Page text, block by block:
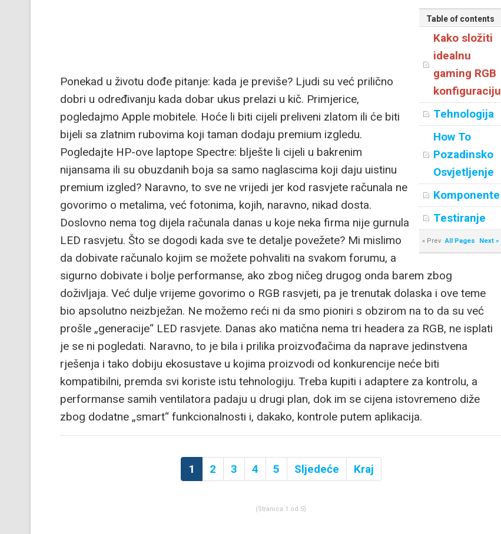
Table of contents
Kako složiti
idealnu
gaming RGB
konfiguraciju
Tehnologija
How To
Pozadinsko
Osvjetljenje
Komponente
Testiranje
« Prev All Pages Next »
Ponekad u životu dođe pitanje: kada je previše? Ljudi su već prilično
dobri u određivanju kada dobar ukus prelazi u kič. Primjerice,
pogledajmo Apple mobitele. Hoće li biti cijeli preliveni zlatom ili će biti
bijeli sa zlatnim rubovima koji taman dodaju premium izgledu.
Pogledajte HP-ove laptope Spectre: blješte li cijeli u bakrenim
nijansama ili su obuzdanih boja sa samo naglascima koji daju uistinu
premium izgled? Naravno, to sve ne vrijedi jer kod rasvjete računala ne
govorimo o metalima, već fotonima, kojih, naravno, nikad dosta.
Doslovno nema tog dijela računala danas u koje neka firma nije gurnula
LED rasvjetu. Što se dogodi kada sve te detalje povežete? Mi mislimo
da dobivate računalo kojim se možete pohvaliti na svakom forumu, a
sigurno dobivate i bolje performanse, ako zbog ničeg drugog onda barem zbog
doživljaja. Već dulje vrijeme govorimo o RGB rasvjeti, pa je trenutak dolaska i ove teme
bio apsolutno neizbježan. Ne možemo reći ni da smo pioniri s obzirom na to da su već
prošle „generacije“ LED rasvjete. Danas ako matična nema tri headera za RGB, ne isplati
je se ni pogledati. Naravno, to je bila i prilika proizvođačima da naprave jedinstvena
rješenja i tako dobiju ekosustave u kojima proizvodi od konkurencije neće biti
kompatibilni, premda svi koriste istu tehnologiju. Treba kupiti i adaptere za kontrolu, a
performanse samih ventilatora padaju u drugi plan, dok im se cijena istovremeno diže
zbog dodatne „smart“ funkcionalnosti i, dakako, kontrole putem aplikacija.
1 2 3 4 5 Sljedeće Kraj
(Stranica 1 od 5)